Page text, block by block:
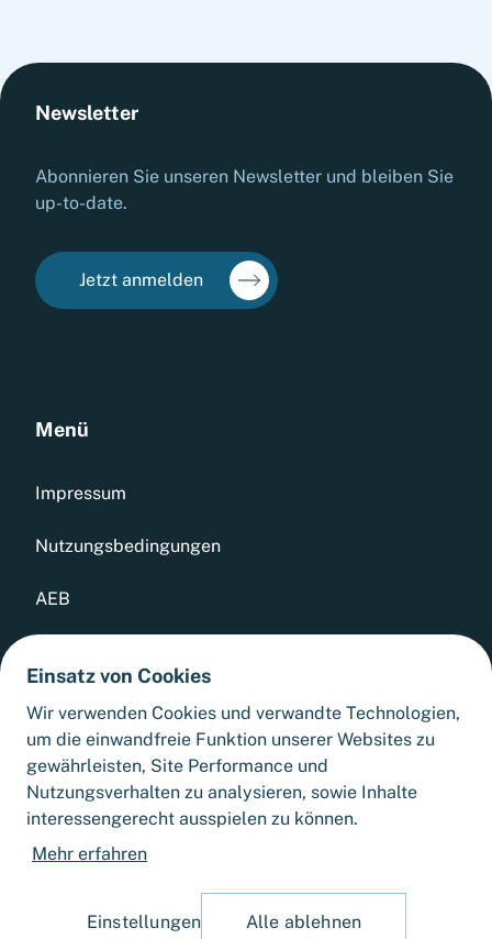
Menü
Impressum
Nutzungsbedingungen
AEB
Whistleblowing Tool
Sitemap
Cookie-Einstellungen
Newsletter
Abonnieren Sie unseren Newsletter und bleiben Sie
up-to-date.
Jetzt anmelden
Einsatz von Cookies
Wir verwenden Cookies und verwandte Technologien,
um die einwandfreie Funktion unserer Websites zu
gewährleisten, Site Performance und
Nutzungsverhalten zu analysieren, sowie Inhalte
interessengerecht ausspielen zu können.
Mehr erfahren
Einstellungen Alle ablehnen